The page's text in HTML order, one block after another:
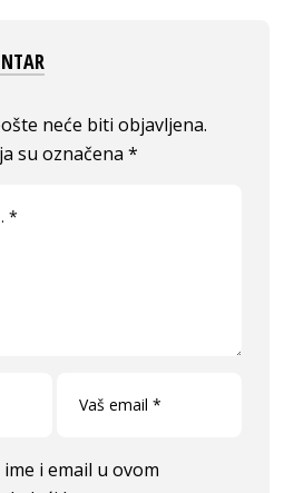
neće biti objavljena.
su označena*
i email u ovom